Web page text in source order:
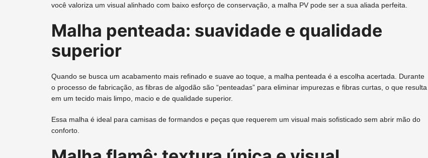
você valoriza um visual alinhado com baixo esforço de conservação, a malha PV pode ser a sua aliada perfeita.
Malha penteada: suavidade e qualidade
superior
Quando se busca um acabamento mais refinado e suave ao toque, a malha penteada é a escolha acertada. Durante
o processo de fabricação, as fibras de algodão são “penteadas” para eliminar impurezas e fibras curtas, o que resulta
em um tecido mais limpo, macio e de qualidade superior.
Essa malha é ideal para camisas de formandos e peças que requerem um visual mais sofisticado sem abrir mão do
conforto.